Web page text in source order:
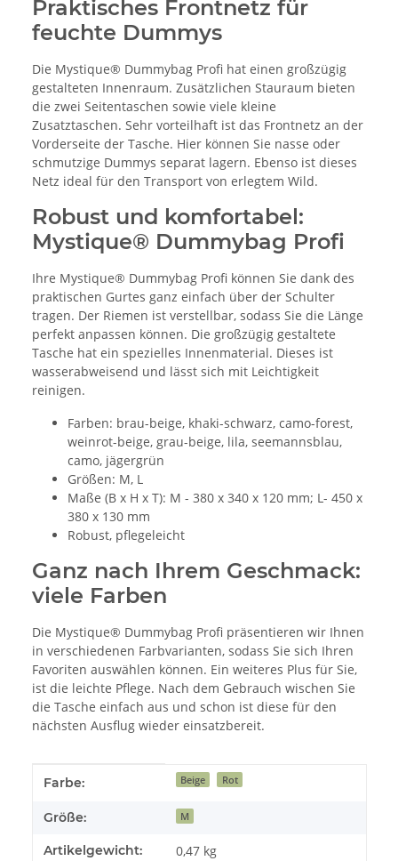
Praktisches Frontnetz für
feuchte Dummys
Die Mystique® Dummybag Profi hat einen großzügig
gestalteten Innenraum. Zusätzlichen Stauraum bieten
die zwei Seitentaschen sowie viele kleine
Zusatztaschen. Sehr vorteilhaft ist das Frontnetz an der
Vorderseite der Tasche. Hier können Sie nasse oder
schmutzige Dummys separat lagern. Ebenso ist dieses
Netz ideal für den Transport von erlegtem Wild.
Robust und komfortabel:
Mystique® Dummybag Profi
Ihre Mystique® Dummybag Profi können Sie dank des
praktischen Gurtes ganz einfach über der Schulter
tragen. Der Riemen ist verstellbar, sodass Sie die Länge
perfekt anpassen können. Die großzügig gestaltete
Tasche hat ein spezielles Innenmaterial. Dieses ist
wasserabweisend und lässt sich mit Leichtigkeit
reinigen.
Farben: brau-beige, khaki-schwarz, camo-forest,
weinrot-beige, grau-beige, lila, seemannsblau,
camo, jägergrün
Größen: M, L
Maße (B x H x T): M - 380 x 340 x 120 mm; L- 450 x
380 x 130 mm
Robust, pflegeleicht
Ganz nach Ihrem Geschmack:
viele Farben
Die Mystique® Dummybag Profi präsentieren wir Ihnen
in verschiedenen Farbvarianten, sodass Sie sich Ihren
Favoriten auswählen können. Ein weiteres Plus für Sie,
ist die leichte Pflege. Nach dem Gebrauch wischen Sie
die Tasche einfach aus und schon ist diese für den
nächsten Ausflug wieder einsatzbereit.
Produkteigenschaft
Wert
Farbe: Beige Rot
Größe: M
Artikelgewicht: 0,47 kg